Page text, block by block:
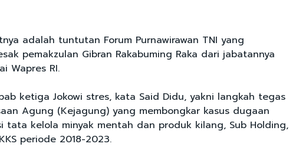
adalah tuntutan Forum Purnawirawan TNI yang
pemakzulan Gibran Rakabuming Raka dari jabatannya
Wapres RI.
ketiga Jokowi stres, kata Said Didu, yakni langkah tegas
Agung (Kejagung) yang membongkar kasus dugaan
tata kelola minyak mentah dan produk kilang, Sub Holding,
periode 2018-2023.